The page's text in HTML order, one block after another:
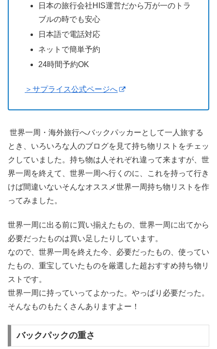
日本の旅行会社HIS運営だから万が一のトラ
ブルの時でも安心
日本語で電話対応
ネットで簡単予約
24時間予約OK
＞サプライス公式ページへ
世界一周・海外旅行へバックパッカーとして一人旅する
とき、いろいろな人のブログを見て持ち物リストをチェッ
クしていました。持ち物は人それぞれ違って来ますが、世
界一周を終えて、世界一周へ行くのに、これを持って行き
けば間違いないそんなオススメ世界一周持ち物リストを作
ってみました。
世界一周に出る前に買い揃えたもの、世界一周に出てから
必要だったものは買い足したりしています。
なので、世界一周を終えた今、必要だったもの、使ってい
たもの、重宝していたものを厳選した超おすすめ持ち物リ
ストです。
世界一周に持っていってよかった。やっぱり必要だった。
そんなものもたくさんありますよー！
バックパックの重さ